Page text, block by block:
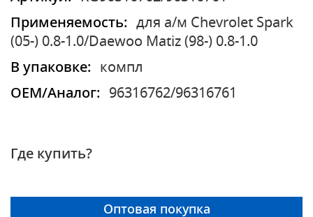
Применяемость:
для а/м Chevrolet Spark
(05-) 0.8-1.0/Daewoo Matiz (98-) 0.8-1.0
В упаковке:
компл
OEM/Аналог:
96316762/96316761
Где купить?
Оптовая покупка